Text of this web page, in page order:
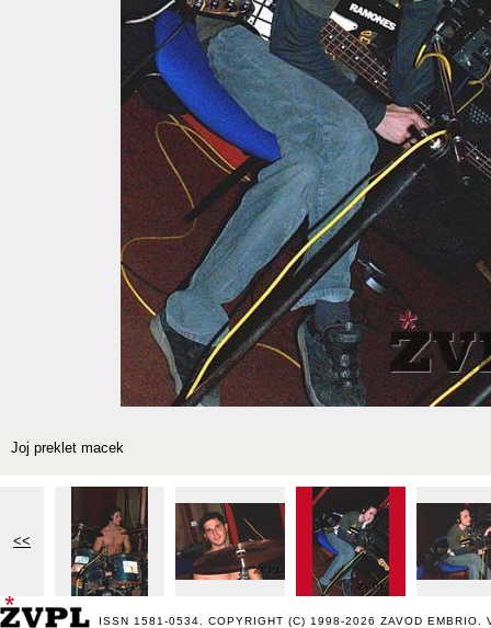
Joj preklet macek
<<
ISSN 1581-0534. COPYRIGHT (C) 1998-2026 ZAVOD EMBRIO .